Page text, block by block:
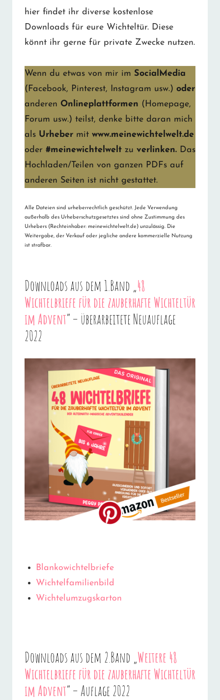
hier findet ihr diverse kostenlose
Downloads für eure Wichteltür. Diese
könnt ihr gerne für private Zwecke nutzen.
Wenn du etwas von mir im SocialMedia
(Facebook, Pinterest, Instagram usw.) oder
anderen Onlineplattformen (Homepage,
Forum usw.) teilst, denke bitte daran mich
als Urheber mit www.meinewichtelwelt.de
oder #meinewichtelwelt zu verlinken. Das
Hochladen/Teilen von ganzen PDFs auf
anderen Seiten ist nicht gestattet.
Alle Dateien sind urheberrechtlich geschützt. Jede Verwendung
außerhalb des Urheberschutzgesetztes sind ohne Zustimmung des
Urhebers (Rechteinhaber: meinewichtelwelt.de) unzulässig. Die
Weitergabe, der Verkauf oder jegliche andere kommerzielle Nutzung
ist strafbar.
Downloads aus dem 1.Band „48
Wichtelbriefe für die zauberhafte Wichteltür
im Advent“ – überarbeitete Neuauflage
2022
Blankowichtelbriefe
Wichtelfamilienbild
Wichtelumzugskarton
Downloads aus dem 2.Band „Weitere 48
Wichtelbriefe für die zauberhafte Wichteltür
im Advent“ – Auflage 2022